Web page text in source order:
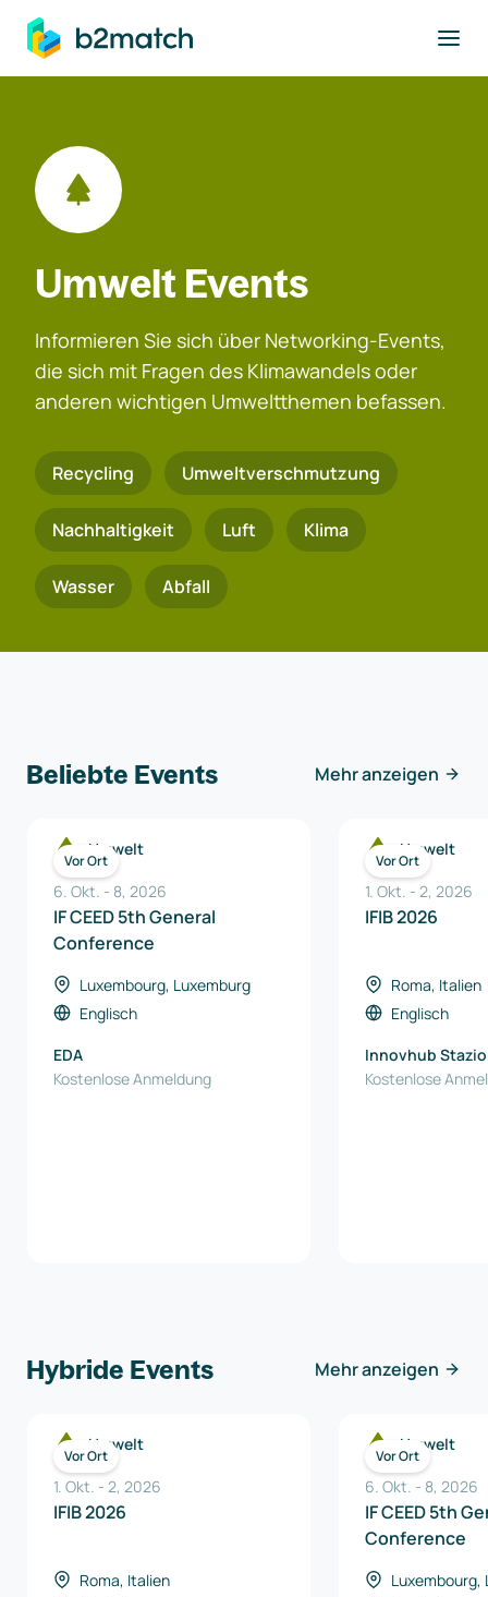
springen
Umwelt Events
Informieren Sie sich über Networking-Events,
die sich mit Fragen des Klimawandels oder
anderen wichtigen Umweltthemen befassen.
Recycling Umweltverschmutzung
Nachhaltigkeit Luft Klima
Wasser Abfall
Beliebte Events Mehr anzeigen
Vor Ort
Umwelt
6. Okt. - 8, 2026
IF CEED 5th General
Conference
Luxembourg, Luxemburg
Englisch
EDA
Kostenlose Anmeldung
Vor Ort
Umwelt
1. Okt. - 2, 2026
IFIB 2026
Roma, Italien
Englisch
Innovhub
Sperimentali
Kostenlose
Hybride Events Mehr anzeigen
Vor Ort
Umwelt
1. Okt. - 2, 2026
IFIB 2026
Roma, Italien
Vor Ort
Umwelt
6. Okt. - 8, 2026
IF CEED 5th
Conference
Luxembourg,